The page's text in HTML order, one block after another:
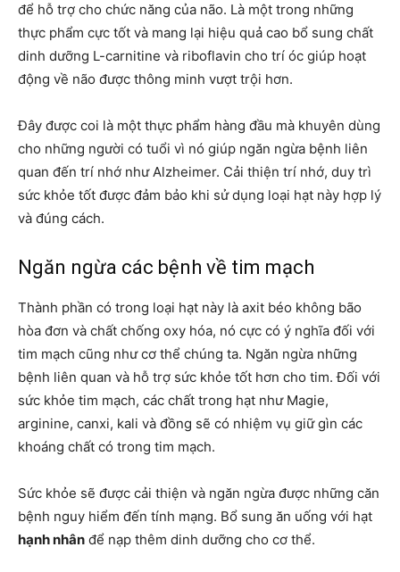
để hỗ trợ cho chức năng của não. Là một trong những
thực phẩm cực tốt và mang lại hiệu quả cao bổ sung chất
dinh dưỡng L-carnitine và riboflavin cho trí óc giúp hoạt
động về não được thông minh vượt trội hơn.
Đây được coi là một thực phẩm hàng đầu mà khuyên dùng
cho những người có tuổi vì nó giúp ngăn ngừa bệnh liên
quan đến trí nhớ như Alzheimer. Cải thiện trí nhớ, duy trì
sức khỏe tốt được đảm bảo khi sử dụng loại hạt này hợp lý
và đúng cách.
Ngăn ngừa các bệnh về tim mạch
Thành phần có trong loại hạt này là axit béo không bão
hòa đơn và chất chống oxy hóa, nó cực có ý nghĩa đối với
tim mạch cũng như cơ thể chúng ta. Ngăn ngừa những
bệnh liên quan và hỗ trợ sức khỏe tốt hơn cho tim. Đối với
sức khỏe tim mạch, các chất trong hạt như Magie,
arginine, canxi, kali và đồng sẽ có nhiệm vụ giữ gìn các
khoáng chất có trong tim mạch.
Sức khỏe sẽ được cải thiện và ngăn ngừa được những căn
bệnh nguy hiểm đến tính mạng. Bổ sung ăn uống với hạt
hạnh nhân để nạp thêm dinh dưỡng cho cơ thể.